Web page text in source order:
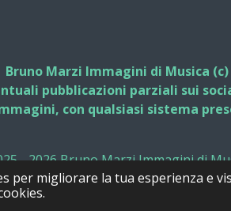
per migliorare la tua esperienza e
Bruno Marzi Immagini di Musica
pubblicazioni parziali sui
con qualsiasi sistema
- 2026 Bruno Marzi Immagini di